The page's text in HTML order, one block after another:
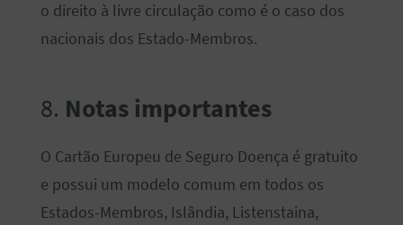
o direito à livre circulação como é o caso dos
nacionais dos Estado-Membros.
8. Notas importantes
O Cartão Europeu de Seguro Doença é gratuito
e possui um modelo comum em todos os
Estados-Membros, Islândia, Listenstaina,